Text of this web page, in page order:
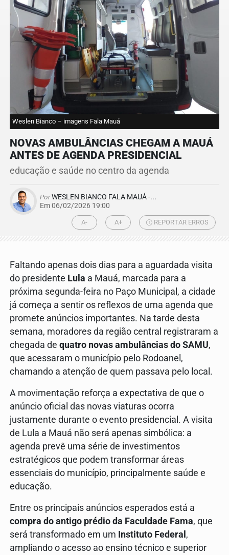
Weslen Bianco – imagens Fala Mauá
NOVAS AMBULÂNCIAS CHEGAM A MAUÁ
ANTES DE AGENDA PRESIDENCIAL
educação e saúde no centro da agenda
PorWESLEN BIANCO FALA MAUÁ -...
Em 06/02/2026 19:00
A- A+ REPORTAR ERROS
Faltando apenas dois dias para a aguardada visita
do presidente Lula a Mauá, marcada para a
próxima segunda-feira no Paço Municipal, a cidade
já começa a sentir os reflexos de uma agenda que
promete anúncios importantes. Na tarde desta
semana, moradores da região central registraram a
chegada de quatro novas ambulâncias do SAMU,
que acessaram o município pelo Rodoanel,
chamando a atenção de quem passava pelo local.
A movimentação reforça a expectativa de que o
anúncio oficial das novas viaturas ocorra
justamente durante o evento presidencial. A visita
de Lula a Mauá não será apenas simbólica: a
agenda prevê uma série de investimentos
estratégicos que podem transformar áreas
essenciais do município, principalmente saúde e
educação.
Entre os principais anúncios esperados está a
compra do antigo prédio da Faculdade Fama, que
será transformado em um Instituto Federal ,
ampliando o acesso ao ensino técnico e superior